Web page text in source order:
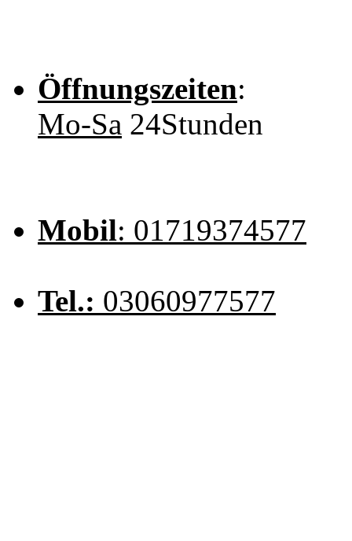
Öffnungszeiten:
Mo-Sa 24Stunden
Mobil: 01719374577
Tel.: 03060977577